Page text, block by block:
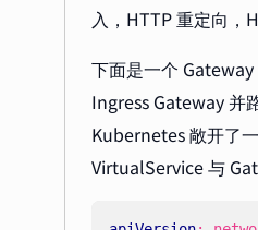
入，HTTP 重定向，
下面是一个
Ingress Gateway 并
Kubernetes 敞开了
VirtualService 与